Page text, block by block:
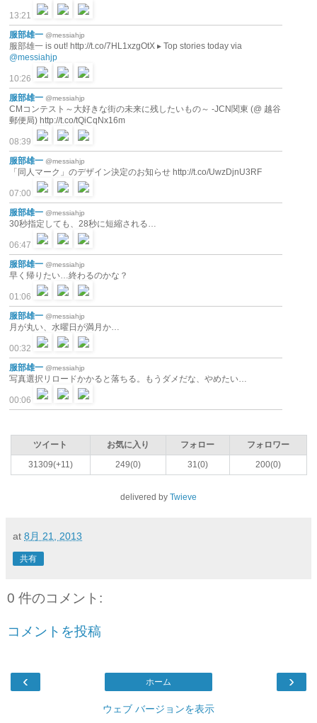
13:21
服部雄一 @messiahjp
服部雄一 is out! http://t.co/7HL1xzgOtX ▸ Top stories today via
@messiahjp
10:26
服部雄一 @messiahjp
CMコンテスト～大好きな街の未来に残したいもの～ -JCN関東 (@ 越谷
郵便局) http://t.co/tQiCqNx16m
08:39
服部雄一 @messiahjp
「同人マーク」のデザイン決定のお知らせ http://t.co/UwzDjnU3RF
07:00
服部雄一 @messiahjp
30秒指定しても、28秒に短縮される…
06:47
服部雄一 @messiahjp
早く帰りたい…終わるのかな？
01:06
服部雄一 @messiahjp
月が丸い、水曜日が満月か…
00:32
服部雄一 @messiahjp
写真選択リロードかかると落ちる。もうダメだな、やめたい…
00:06
ツイート お気に入り フォロー
フォロワー
31309(+11)
249(0) 31(0) 200(0)
delivered by Twieve
at 8月 21, 2013
共有
0 件のコメント:
コメントを投稿
‹ ›
ホーム
ウェブ バージョンを表示